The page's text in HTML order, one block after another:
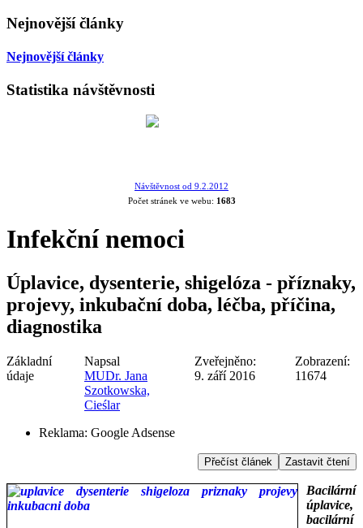
Nejnovější články
Nejnovější články
Statistika návštěvnosti
Návštěvnost od 9.2.2012
Počet stránek ve webu: 1683
Infekční nemoci
Úplavice, dysenterie, shigelóza - příznaky,
projevy, inkubační doba, léčba, příčina,
diagnostika
Základní
údaje
Napsal
MUDr. Jana
Szotkowska,
Cieślar
Zveřejněno:
9. září 2016
Zobrazení:
11674
Reklama: Google Adsense
Přečíst článek Zastavit čtení
Bacilární
úplavice,
bacilární